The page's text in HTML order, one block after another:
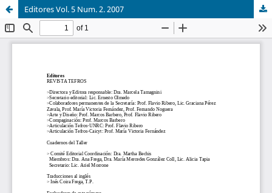
Editores Vol. 5 Num. 2. 2007